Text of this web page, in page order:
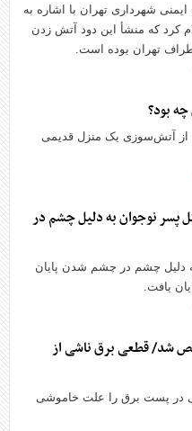
شهرداری تهران با اشاره به
دود در محدوده منطقه ۲۲ اعلام کرد که منشأ این دود آتش زدن
تهران بوده است.
بود؟
آتش‌سوزی یک منزل قدیمی
پسر نوجوان به دلیل چشم در
جوان به دلیل چشم در چشم شدن پایان
یافت.
شد/ قطعی برق ناشی از
در پست برق را علت خاموشی